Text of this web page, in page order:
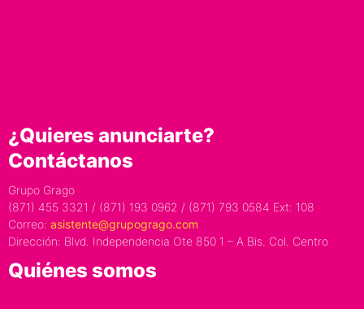
¿Quieres anunciarte?
Contáctanos
Grupo Grago
(871) 455 3321 / (871) 193 0962 / (871) 793 0584 Ext: 108
Correo: asistente@grupogrago.com
Dirección: Blvd. Independencia Ote 850 1 – A Bis. Col. Centro
Quiénes somos